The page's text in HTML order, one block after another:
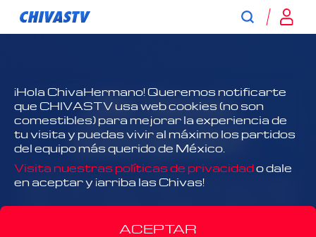
¿No tienes
suscripción?
¡Todo Chivas, todo el tiempo y antes que nadie!
Disfruta el contenido exclusivo y acércate más
que nunca al Rebaño Sagrado.
¡Hola ChivaHermano! Queremos notificarte
que CHIVASTV usa web cookies (no son
comestibles) para mejorar la experiencia de
tu visita y puedas vivir al máximo los partidos
del equipo más querido de México.
Visita nuestras políticas de privacidado dale
en aceptar y ¡arriba las Chivas!
ACEPTAR